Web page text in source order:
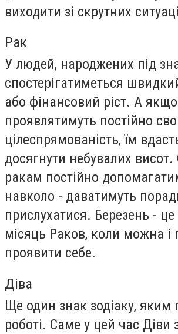
виходити зі скрутних
Рак
У людей, народжених під
спостерігатиметься
або фінансовий ріст. А
проявлятимуть постійно
цілеспрямованість, їм
досягнути небувалих висот.
ракам постійно
навколо - даватимуть
прислухатися. Березень -
місяць Раков, коли можна і
проявити себе.
Діва
Ще один знак зодіаку, яким
роботі. Саме у цей час Діви